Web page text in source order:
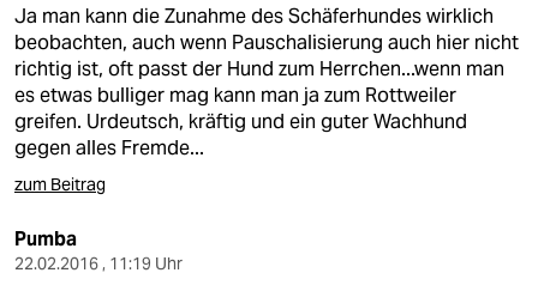
Ja man kann die Zunahme des Schäferhundes wirklich
beobachten, auch wenn Pauschalisierung auch hier nicht
richtig ist, oft passt der Hund zum Herrchen...wenn man
es etwas bulliger mag kann man ja zum Rottweiler
greifen. Urdeutsch, kräftig und ein guter Wachhund
gegen alles Fremde...
zum Beitrag
Pumba
22.02.2016 , 11:19 Uhr